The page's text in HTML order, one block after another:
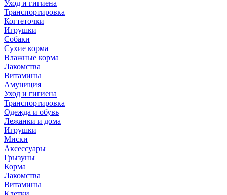
Уход и гигиена
Транспортировка
Когтеточки
Игрушки
Собаки
Сухие корма
Влажные корма
Лакомства
Витамины
Амуниция
Уход и гигиена
Транспортировка
Одежда и обувь
Лежанки и дома
Игрушки
Миски
Аксессуары
Грызуны
Корма
Лакомства
Витамины